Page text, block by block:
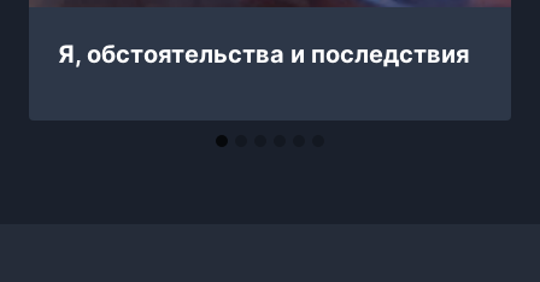
Я, обстоятельства и последствия